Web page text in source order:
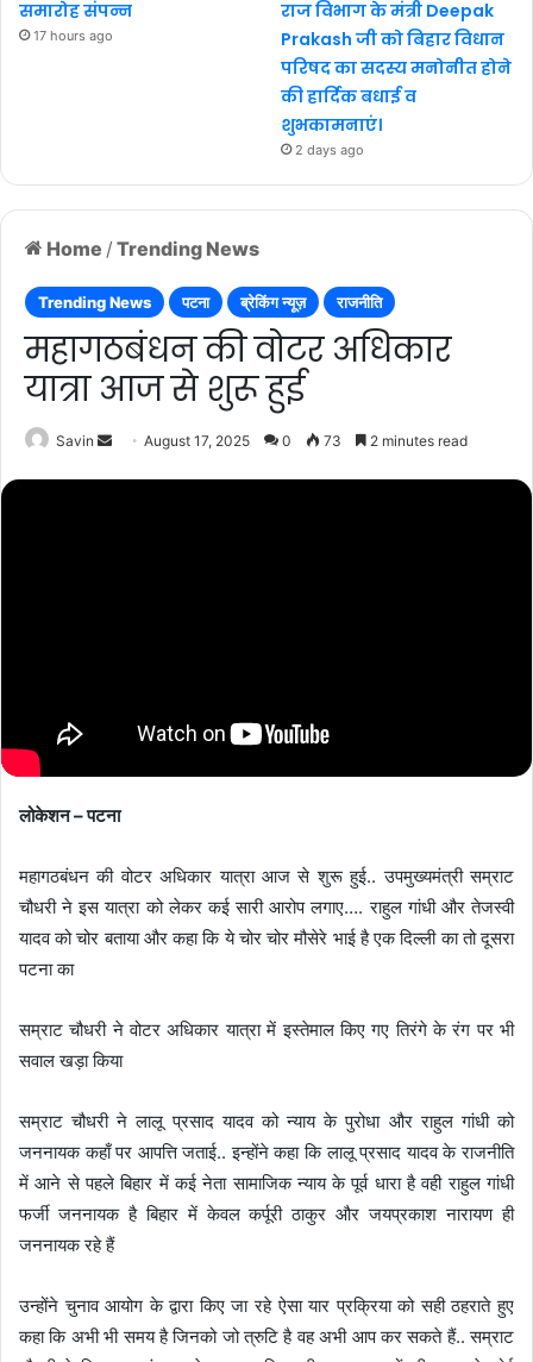
Home / Trending News
Trending News पटना ब्रेकिंग न्यूज़ राजनीति
महागठबंधन की वोटर अधिकार
यात्रा आज से शुरू हुई
Savin
SendAugust 17, 2025 0 73 2 minutes read
लोकेशन – पटना
महागठबंधन की वोटर अधिकार यात्रा आज से शुरू हुई.. उपमुख्यमंत्री सम्राट
चौधरी ने इस यात्रा को लेकर कई सारी आरोप लगाए…. राहुल गांधी और तेजस्वी
यादव को चोर बताया और कहा कि ये चोर चोर मौसेरे भाई है एक दिल्ली का तो दूसरा
पटना का
सम्राट चौधरी ने वोटर अधिकार यात्रा में इस्तेमाल किए गए तिरंगे के रंग पर भी
सवाल खड़ा किया
सम्राट चौधरी ने लालू प्रसाद यादव को न्याय के पुरोधा और राहुल गांधी को
जननायक कहाँ पर आपत्ति जताई.. इन्होंने कहा कि लालू प्रसाद यादव के राजनीति
में आने से पहले बिहार में कई नेता सामाजिक न्याय के पूर्व धारा है वही राहुल गांधी
फर्जी जननायक है बिहार में केवल कर्पूरी ठाकुर और जयप्रकाश नारायण ही
जननायक रहे हैं
उन्होंने चुनाव आयोग के द्वारा किए जा रहे ऐसा यार प्रक्रिया को सही ठहराते हुए
कहा कि अभी भी समय है जिनको जो त्रुटि है वह अभी आप कर सकते हैं.. सम्राट
समारोह संपन्न
17 hours ago
राज विभाग के मंत्री Deepak
Prakash जी को बिहार विधान
परिषद का सदस्य मनोनीत होने
की हार्दिक बधाई व
शुभकामनाएं।
2 days ago